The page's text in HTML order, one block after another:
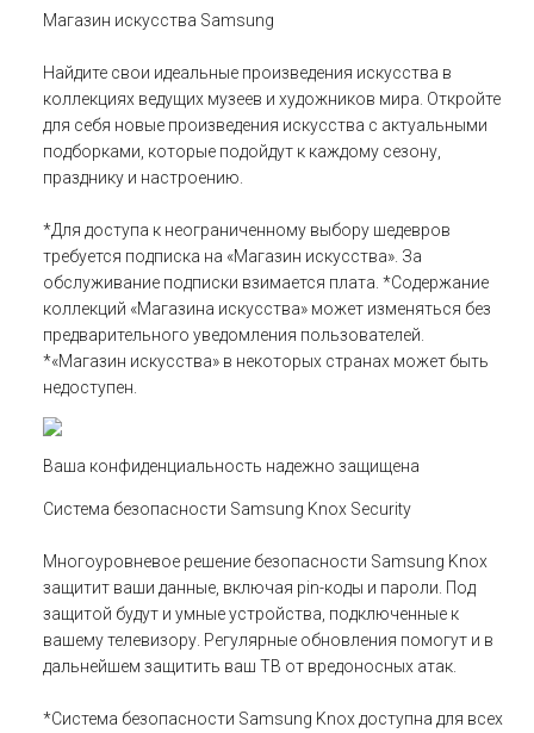
Магазин искусства Samsung
Найдите свои идеальные произведения искусства в
коллекциях ведущих музеев и художников мира. Откройте
для себя новые произведения искусства с актуальными
подборками, которые подойдут к каждому сезону,
празднику и настроению.
*Для доступа к неограниченному выбору шедевров
требуется подписка на «Магазин искусства». За
обслуживание подписки взимается плата. *Содержание
коллекций «Магазина искусства» может изменяться без
предварительного уведомления пользователей.
*«Магазин искусства» в некоторых странах может быть
недоступен.
Ваша конфиденциальность надежно защищена
Система безопасности Samsung Knox Security
Многоуровневое решение безопасности Samsung Knox
защитит ваши данные, включая pin-коды и пароли. Под
защитой будут и умные устройства, подключенные к
вашему телевизору. Регулярные обновления помогут и в
дальнейшем защитить ваш ТВ от вредоносных атак.
*Система безопасности Samsung Knox доступна для всех